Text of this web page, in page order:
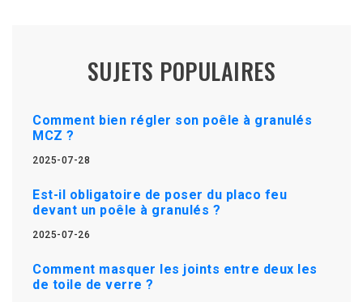
SUJETS POPULAIRES
Comment bien régler son poêle à granulés
MCZ ?
2025-07-28
Est-il obligatoire de poser du placo feu
devant un poêle à granulés ?
2025-07-26
Comment masquer les joints entre deux les
de toile de verre ?